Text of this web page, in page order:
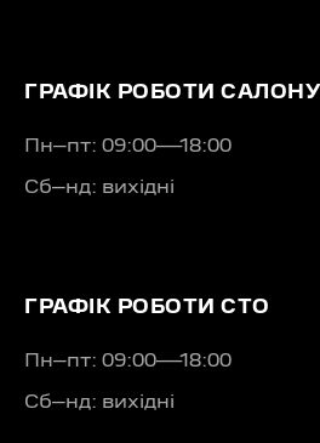
ГРАФІК РОБОТИ САЛОНУ
Пн–пт: 09:00—18:00
Сб–нд: вихідні
ГРАФІК РОБОТИ СТО
Пн–пт: 09:00—18:00
Сб–нд: вихідні